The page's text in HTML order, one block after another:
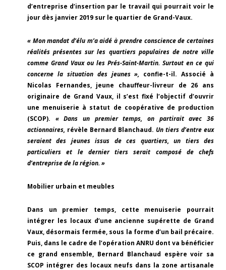
d’entreprise d’insertion par le travail qui pourrait voir le
jour dès janvier 2019 sur le quartier de Grand-Vaux.
« Mon mandat d’élu m’a aidé à prendre conscience de certaines
réalités présentes sur les quartiers populaires de notre ville
comme Grand Vaux ou les Prés-Saint-Martin. Surtout en ce qui
concerne la situation des jeunes », confie-t-il. Associé à
Nicolas Fernandes, jeune chauffeur-livreur de 26 ans
originaire de Grand Vaux, il s’est fixé l’objectif d’ouvrir
une menuiserie à statut de coopérative de production
(SCOP). « Dans un premier temps, on partirait avec 36
actionnaires, révèle Bernard Blanchaud. Un tiers d’entre eux
seraient des jeunes issus de ces quartiers, un tiers des
particuliers et le dernier tiers serait composé de chefs
d’entreprise de la région. »
Mobilier urbain et meubles
Dans un premier temps, cette menuiserie pourrait
intégrer les locaux d’une ancienne supérette de Grand
Vaux, désormais fermée, sous la forme d’un bail précaire.
Puis, dans le cadre de l’opération ANRU dont va bénéficier
ce grand ensemble, Bernard Blanchaud espère voir sa
SCOP intégrer des locaux neufs dans la zone artisanale